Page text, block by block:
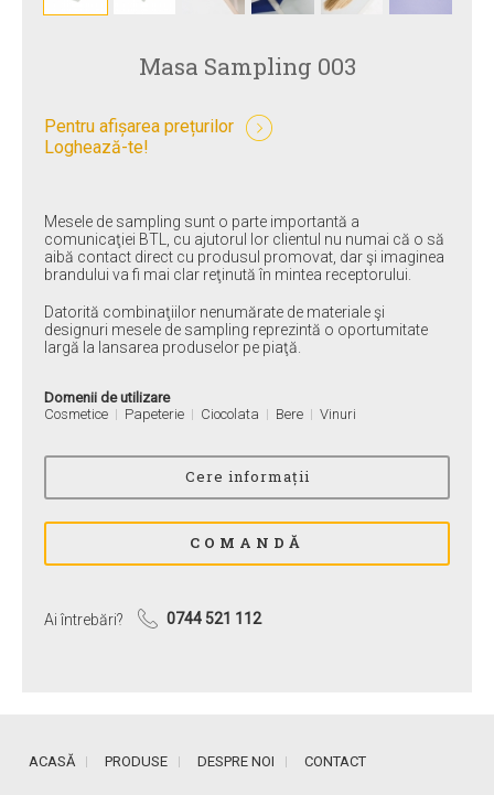
Masa Sampling 003
Pentru afișarea prețurilor
Loghează-te!
Mesele de sampling sunt o parte importantă a
comunicaţiei BTL, cu ajutorul lor clientul nu numai că o să
aibă contact direct cu produsul promovat, dar şi imaginea
brandului va fi mai clar reţinută în mintea receptorului.
Datorită combinaţiilor nenumărate de materiale şi
designuri mesele de sampling reprezintă o oportumitate
largă la lansarea produselor pe piaţă.
Domenii de utilizare
Cosmetice
Papeterie Ciocolata Bere Vinuri
Ai întrebări? 0744 521 112
ACASĂ PRODUSE DESPRE NOI CONTACT